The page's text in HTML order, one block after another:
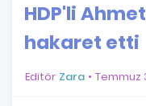
HDP'li
hakaret etti
Editör Zara Temmuz